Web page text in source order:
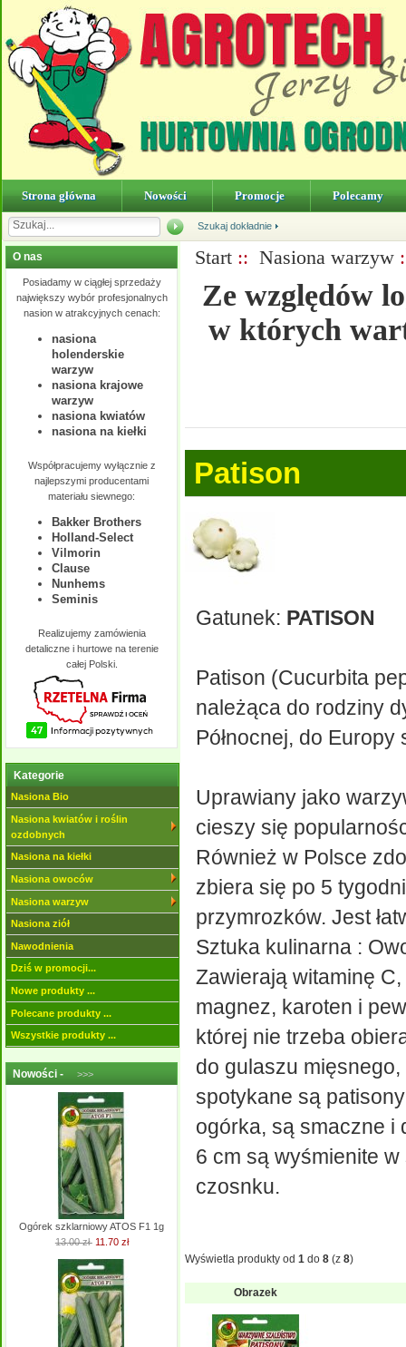
Strona główna Nowości Promocje Polecamy
Szukaj dokładnie
O nas
Posiadamy w ciągłej sprzedaży
największy wybór profesjonalnych
nasion w atrakcyjnych cenach:
nasiona
holenderskie
warzyw
nasiona krajowe
warzyw
nasiona kwiatów
nasiona na kiełki
Współpracujemy wyłącznie z
najlepszymi producentami
materiału siewnego:
Bakker Brothers
Holland-Select
Vilmorin
Clause
Nunhems
Seminis
Realizujemy zamówienia
detaliczne i hurtowe na terenie
całej Polski.
Kategorie
Nasiona Bio
Nasiona kwiatów i roślin
ozdobnych
Nasiona na kiełki
Nasiona owoców
Nasiona warzyw
Nasiona ziół
Nawodnienia
Dziś w promocji...
Nowe produkty ...
Polecane produkty ...
Wszystkie produkty ...
Nowości - >>>
Ogórek szklarniowy ATOS F1 1g
13.00 zł 11.70 zł
Start:: Nasiona warzyw
Ze względów
w których
Patison
Gatunek: PATISON
Patison (Cucurbita
należąca do rodziny
Północnej, do
Uprawiany jako
cieszy się
Również w Polsce
zbiera się po 5
przymrozków. Jest
Sztuka kulinarna :
Zawierają witaminę
magnez, karoten i
której nie trzeba
do gulaszu
spotykane są
ogórka, są smaczne i
6 cm są wyśmienite
czosnku.
Wyświetla produkty od 1 do 8 (z 8)
Obrazek